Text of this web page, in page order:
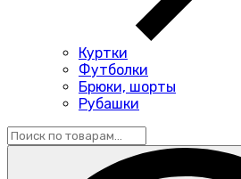
Куртки
Футболки
Брюки, шорты
Рубашки